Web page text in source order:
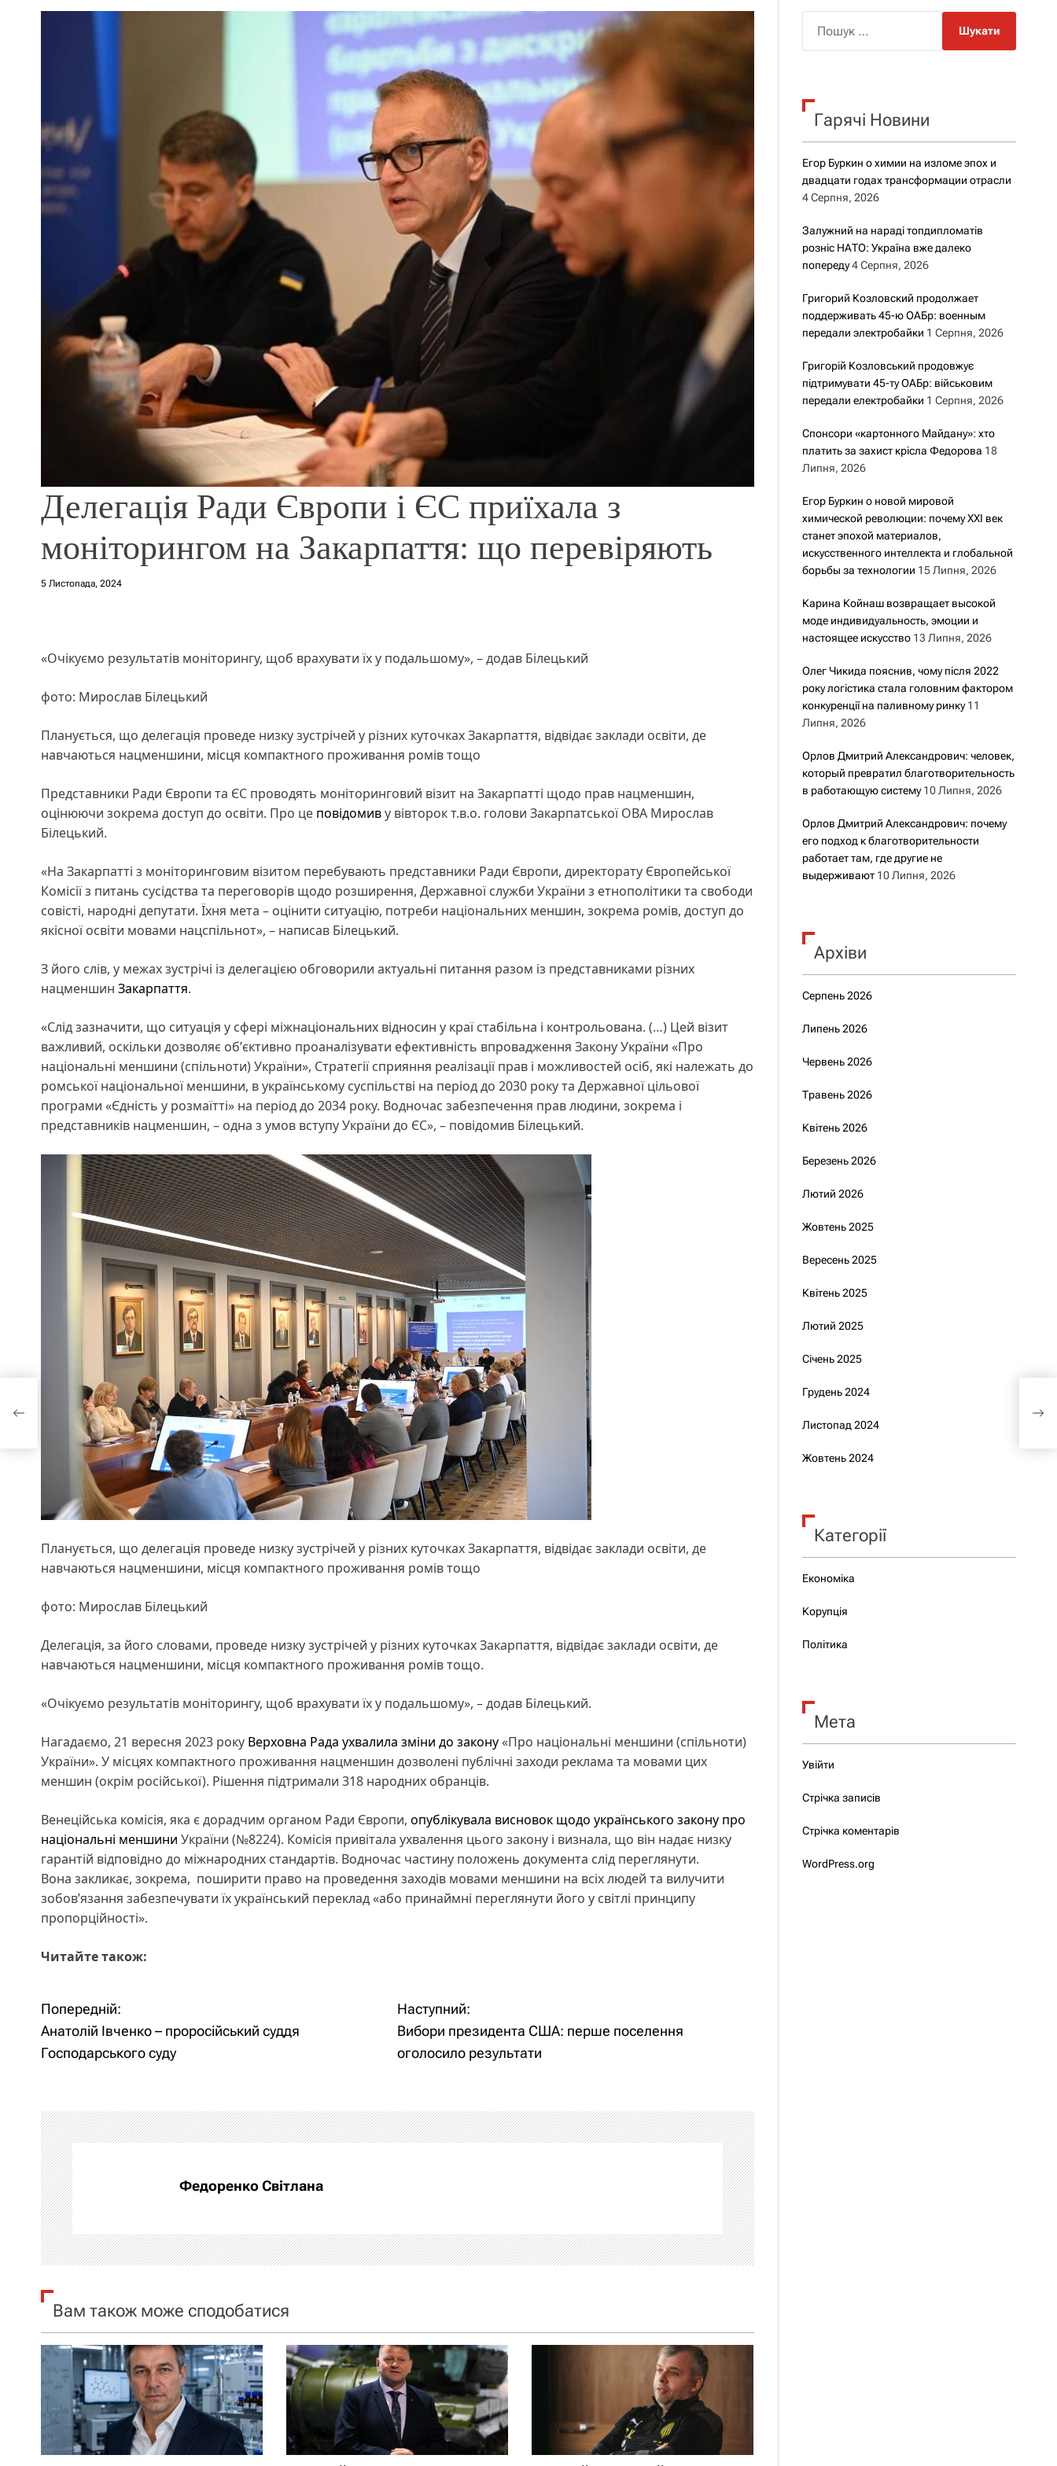
о
у
Делегація Ради Європи і ЄС приїхала з
моніторингом на Закарпаття: що перевіряють
5 Листопада, 2024
«Очікуємо результатів моніторингу, щоб врахувати їх у подальшому», – додав Білецький
фото: Мирослав Білецький
Планується, що делегація проведе низку зустрічей у різних куточках Закарпаття, відвідає заклади освіти, де
навчаються нацменшини, місця компактного проживання ромів тощо
Представники Ради Європи та ЄС проводять моніторинговий візит на Закарпатті щодо прав нацменшин,
оцінюючи зокрема доступ до освіти. Про це повідомиву вівторок т.в.о. голови Закарпатської ОВА Мирослав
Білецький.
«На Закарпатті з моніторинговим візитом перебувають представники Ради Європи, директорату Європейської
Комісії з питань сусідства та переговорів щодо розширення, Державної служби України з етнополітики та свободи
совісті, народні депутати. Їхня мета – оцінити ситуацію, потреби національних меншин, зокрема ромів, доступ до
якісної освіти мовами нацспільнот», – написав Білецький.
З його слів, у межах зустрічі із делегацією обговорили актуальні питання разом із представниками різних
нацменшин Закарпаття.
«Слід зазначити, що ситуація у сфері міжнаціональних відносин у краї стабільна і контрольована. (…) Цей візит
важливий, оскільки дозволяє обʼєктивно проаналізувати ефективність впровадження Закону України «Про
національні меншини (спільноти) України», Стратегії сприяння реалізації прав і можливостей осіб, які належать до
ромської національної меншини, в українському суспільстві на період до 2030 року та Державної цільової
програми «Єдність у розмаїтті» на період до 2034 року. Водночас забезпечення прав людини, зокрема і
представників нацменшин, – одна з умов вступу України до ЄС», – повідомив Білецький.
Планується, що делегація проведе низку зустрічей у різних куточках Закарпаття, відвідає заклади освіти, де
навчаються нацменшини, місця компактного проживання ромів тощо
фото: Мирослав Білецький
Делегація, за його словами, проведе низку зустрічей у різних куточках Закарпаття, відвідає заклади освіти, де
навчаються нацменшини, місця компактного проживання ромів тощо.
«Очікуємо результатів моніторингу, щоб врахувати їх у подальшому», – додав Білецький.
Нагадаємо, 21 вересня 2023 року Верховна Рада ухвалила зміни до закону«Про національні меншини (спільноти)
України». У місцях компактного проживання нацменшин дозволені публічні заходи реклама та мовами цих
меншин (окрім російської). Рішення підтримали 318 народних обранців.
Венеційська комісія, яка є дорадчим органом Ради Європи, опублікувала висновок щодо українського закону про
національні меншини України (№8224). Комісія привітала ухвалення цього закону і визнала, що він надає низку
гарантій відповідно до міжнародних стандартів. Водночас частину положень документа слід переглянути.
Вона закликає, зокрема, поширити право на проведення заходів мовами меншини на всіх людей та вилучити
зобов’язання забезпечувати їх український переклад «або принаймні переглянути його у світлі принципу
пропорційності».
Читайте також:
Н
а
і
г
а
ц
і
я
а
п
и
с
Попередній:
Анатолій Івченко – проросійський суддя
Господарського суду
Наступний:
Вибори президента США: перше поселення
оголосило результати
Федоренко Світлана
Вам також може сподобатися
к
Гарячі Новини
Егор Буркин о химии на изломе эпох и
двадцати годах трансформации отрасли
4 Серпня, 2026
Залужний на нараді топдипломатів
розніс НАТО: Україна вже далеко
попереду 4 Серпня, 2026
Григорий Козловский продолжает
поддерживать 45-ю ОАБр: военным
передали электробайки 1 Серпня, 2026
Григорій Козловський продовжує
підтримувати 45-ту ОАБр: військовим
передали електробайки 1 Серпня, 2026
Спонсори «картонного Майдану»: хто
платить за захист крісла Федорова 18
Липня, 2026
Егор Буркин о новой мировой
химической революции: почему XXI век
станет эпохой материалов,
искусственного интеллекта и глобальной
борьбы за технологии 15 Липня, 2026
Карина Койнаш возвращает высокой
моде индивидуальность, эмоции и
настоящее искусство 13 Липня, 2026
Олег Чикида пояснив, чому після 2022
року логістика стала головним фактором
конкуренції на паливному ринку 11
Липня, 2026
Орлов Дмитрий Александрович: человек,
который превратил благотворительность
в работающую систему 10 Липня, 2026
Орлов Дмитрий Александрович: почему
его подход к благотворительности
работает там, где другие не
выдерживают 10 Липня, 2026
Архіви
Серпень 2026
Липень 2026
Червень 2026
Травень 2026
Квітень 2026
Березень 2026
Лютий 2026
Жовтень 2025
Вересень 2025
Квітень 2025
Лютий 2025
Січень 2025
Грудень 2024
Листопад 2024
Жовтень 2024
Категорії
Економіка
Корупція
Політика
Мета
Увійти
Стрічка записів
Стрічка коментарів
WordPress.org